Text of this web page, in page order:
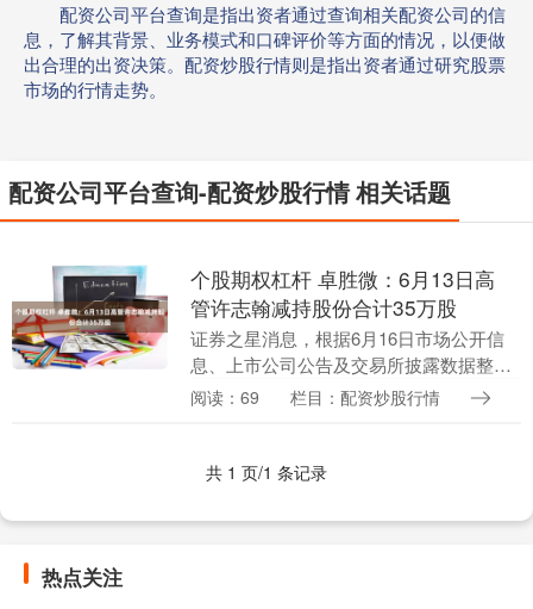
配资公司平台查询是指出资者通过查询相关配资公司的信
息，了解其背景、业务模式和口碑评价等方面的情况，以便做
出合理的出资决策。配资炒股行情则是指出资者通过研究股票
市场的行情走势。
配资公司平台查询-配资炒股行情 相关话题
个股期权杠杆 卓胜微：6月13日高
管许志翰减持股份合计35万股
证券之星消息，根据6月16日市场公开信
息、上市公司公告及交易所披露数据整
理，卓胜微(300782)最新董监高及相关人
阅读：69 栏目：配资炒股行情
共 1 页/1 条记录
热点关注